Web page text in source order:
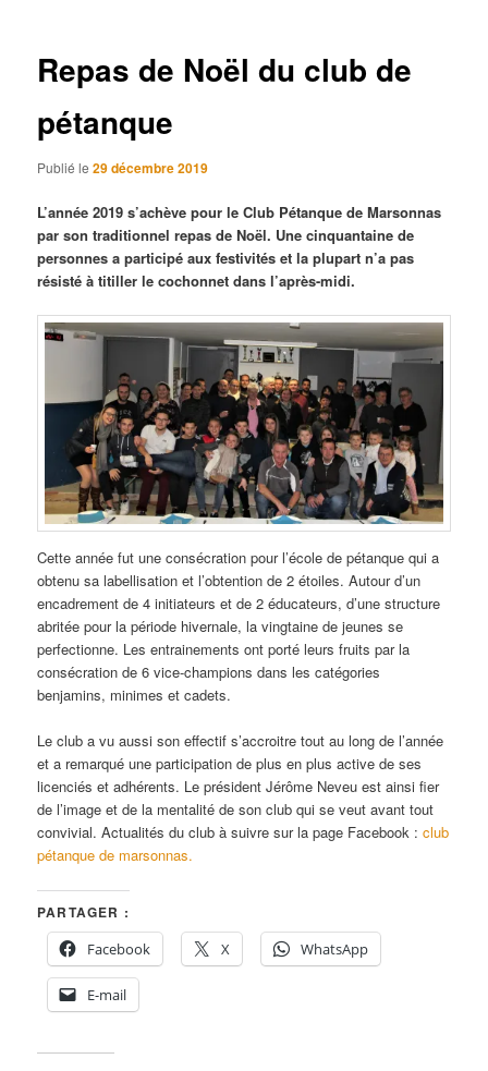
Repas de Noël du club de
pétanque
Publié le29 décembre 2019
L’année 2019 s’achève pour le Club Pétanque de Marsonnas
par son traditionnel repas de Noël. Une cinquantaine de
personnes a participé aux festivités et la plupart n’a pas
résisté à titiller le cochonnet dans l’après-midi.
Cette année fut une consécration pour l’école de pétanque qui a
obtenu sa labellisation et l’obtention de 2 étoiles. Autour d’un
encadrement de 4 initiateurs et de 2 éducateurs, d’une structure
abritée pour la période hivernale, la vingtaine de jeunes se
perfectionne. Les entrainements ont porté leurs fruits par la
consécration de 6 vice-champions dans les catégories
benjamins, minimes et cadets.
Le club a vu aussi son effectif s’accroitre tout au long de l’année
et a remarqué une participation de plus en plus active de ses
licenciés et adhérents. Le président Jérôme Neveu est ainsi fier
de l’image et de la mentalité de son club qui se veut avant tout
convivial. Actualités du club à suivre sur la page Facebook :club
pétanque de marsonnas.
PARTAGER :
Facebook
X WhatsApp
E-mail